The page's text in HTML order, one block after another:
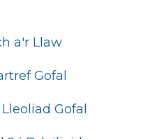
a'r Llaw
Gofal
Gofal